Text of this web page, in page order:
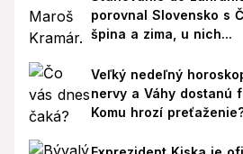
porovnal Slovensko s
špina a zima, u nich...
Veľký nedeľný
nervy a Váhy dostanú
Komu hrozí